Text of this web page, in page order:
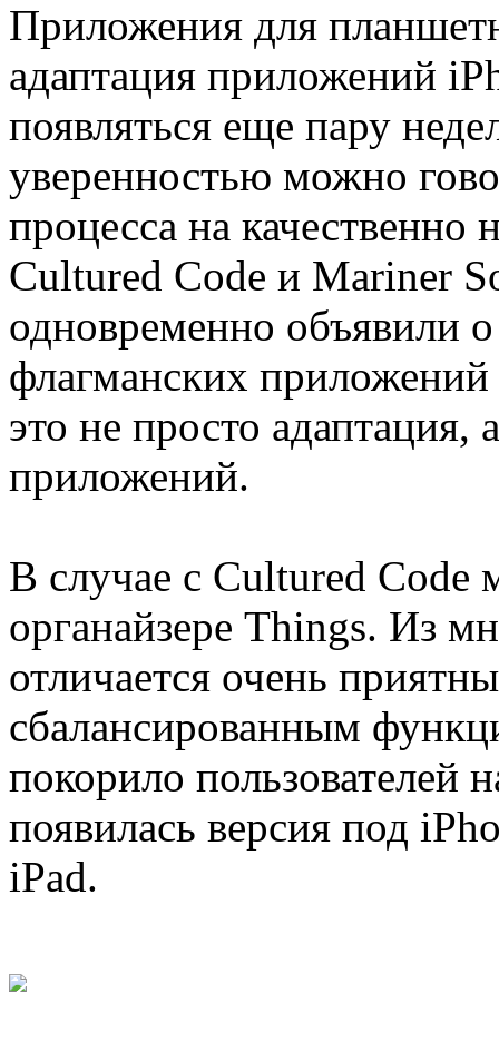
Приложения для
адаптация приложений
появляться еще пару
уверенностью можно
процесса на
Cultured Code и Mariner
одновременно объявили
флагманских
это не просто
приложений.
В случае с Cultured Code
органайзере Things. Из
отличается очень
сбалансированным
покорило пользователей
появилась версия под
iPad.